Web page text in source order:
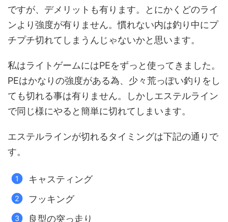
ですが、デメリットも有ります。とにかくどのライ
ンより強度が有りません。慣れない内は釣り中にプ
チプチ切れてしまうんじゃないかと思います。
私はライトゲームにはPEをずっと使ってきました。
PEはかなりの強度がある為、少々荒っぽい釣りをし
ても切れる事は有りません。しかしエステルライン
で同じ様にやると簡単に切れてしまいます。
エステルラインが切れるタイミングは下記の通りで
す。
キャスティング
フッキング
良型の突っ走り